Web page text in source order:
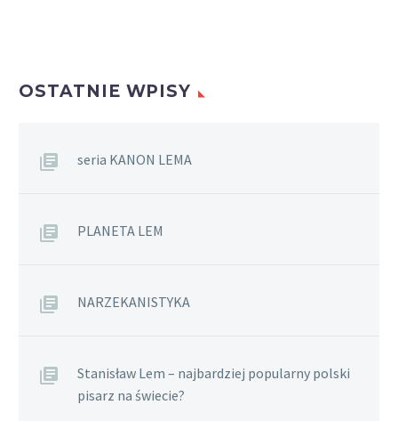
OSTATNIE WPISY
seria KANON LEMA
PLANETA LEM
NARZEKANISTYKA
Stanisław Lem – najbardziej popularny polski
pisarz na świecie?